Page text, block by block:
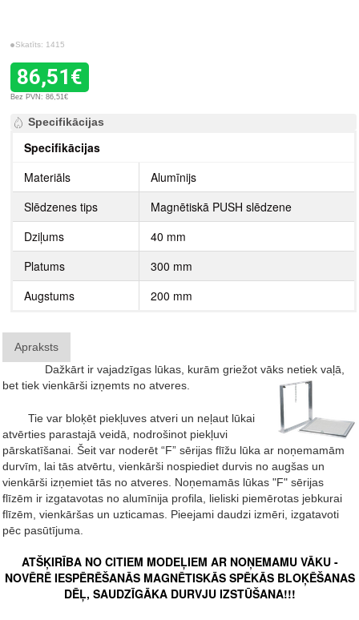
Skatīts: 1415
86,51€
Bez PVN: 86,51€
Specifikācijas
Specifikācijas
Materiāls
Alumīnijs
Slēdzenes tips
Magnētiskā PUSH slēdzene
Dziļums
40 mm
Platums
300 mm
Augstums
200 mm
Apraksts
Dažkārt ir vajadzīgas lūkas, kurām griežot vāks netiek vaļā,
bet tiek vienkārši izņemts no atveres.
Tie var bloķēt piekļuves atveri un neļaut lūkai
atvērties parastajā veidā, nodrošinot piekļuvi
pārskatīšanai. Šeit var noderēt “F” sērijas flīžu lūka ar noņemamām
durvīm, lai tās atvērtu, vienkārši nospiediet durvis no augšas un
vienkārši izņemiet tās no atveres. Noņemamās lūkas "F" sērijas
flīzēm ir izgatavotas no alumīnija profila, lieliski piemērotas jebkurai
flīzēm, vienkāršas un uzticamas. Pieejami daudzi izmēri, izgatavoti
pēc pasūtījuma.
ATŠĶIRĪBA NO CITIEM MODEĻIEM AR NOŅEMAMU VĀKU -
NOVĒRĒ IESPĒRĒŠANĀS MAGNĒTISKĀS SPĒKĀS BLOĶĒŠANAS
DĒĻ, SAUDZĪGĀKA DURVJU IZSTŪŠANA!!!